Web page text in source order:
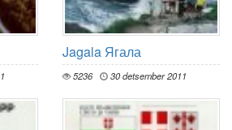
Jagala Ягала
5236 30 detsember 2011